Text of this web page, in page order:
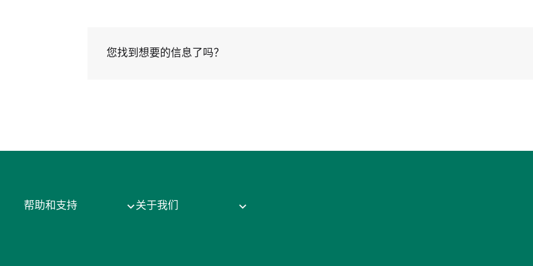
您找到想要的信息了吗？
帮助和支持 关于我们